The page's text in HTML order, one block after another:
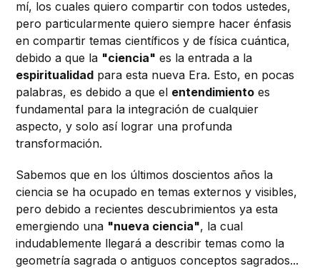
mí, los cuales quiero compartir con todos ustedes,
pero particularmente quiero siempre hacer énfasis
en compartir temas científicos y de física cuántica,
debido a que la "ciencia" es la entrada a la
espiritualidad para esta nueva Era. Esto, en pocas
palabras, es debido a que el entendimiento es
fundamental para la integración de cualquier
aspecto, y solo así lograr una profunda
transformación.
Sabemos que en los últimos doscientos años la
ciencia se ha ocupado en temas externos y visibles,
pero debido a recientes descubrimientos ya esta
emergiendo una "nueva ciencia", la cual
indudablemente llegará a describir temas como la
geometría sagrada o antiguos conceptos sagrados...